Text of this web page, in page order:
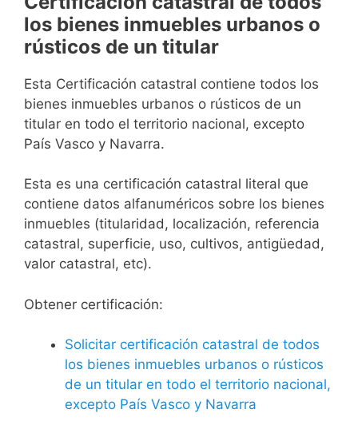
los bienes inmuebles urbanos o
rústicos de un titular
Esta Certificación catastral contiene todos los
bienes inmuebles urbanos o rústicos de un
titular en todo el territorio nacional, excepto
País Vasco y Navarra.
Esta es una certificación catastral literal que
contiene datos alfanuméricos sobre los bienes
inmuebles (titularidad, localización, referencia
catastral, superficie, uso, cultivos, antigüedad,
valor catastral, etc).
Obtener certificación:
Solicitar certificación catastral de todos
los bienes inmuebles urbanos o rústicos
de un titular en todo el territorio nacional,
excepto País Vasco y Navarra